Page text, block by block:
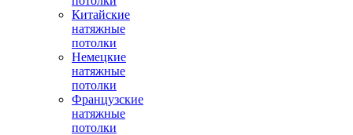
Китайские
натяжные
потолки
Немецкие
натяжные
потолки
Французские
натяжные
потолки